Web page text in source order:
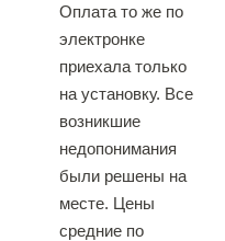
Оплата то же по
электронке
приехала только
на установку. Все
возникшие
недопонимания
были решены на
месте. Цены
средние по